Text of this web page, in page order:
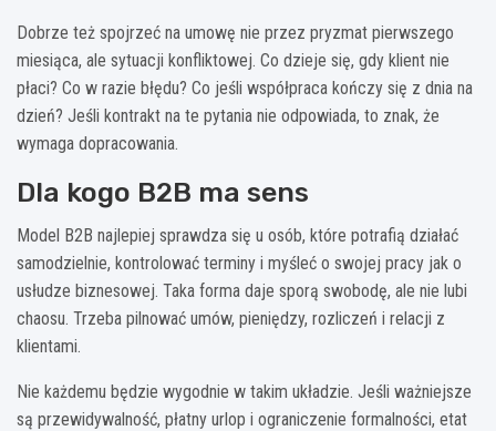
Dobrze też spojrzeć na umowę nie przez pryzmat pierwszego
miesiąca, ale sytuacji konfliktowej. Co dzieje się, gdy klient nie
płaci? Co w razie błędu? Co jeśli współpraca kończy się z dnia na
dzień? Jeśli kontrakt na te pytania nie odpowiada, to znak, że
wymaga dopracowania.
Dla kogo B2B ma sens
Model B2B najlepiej sprawdza się u osób, które potrafią działać
samodzielnie, kontrolować terminy i myśleć o swojej pracy jak o
usłudze biznesowej. Taka forma daje sporą swobodę, ale nie lubi
chaosu. Trzeba pilnować umów, pieniędzy, rozliczeń i relacji z
klientami.
Nie każdemu będzie wygodnie w takim układzie. Jeśli ważniejsze
są przewidywalność, płatny urlop i ograniczenie formalności, etat